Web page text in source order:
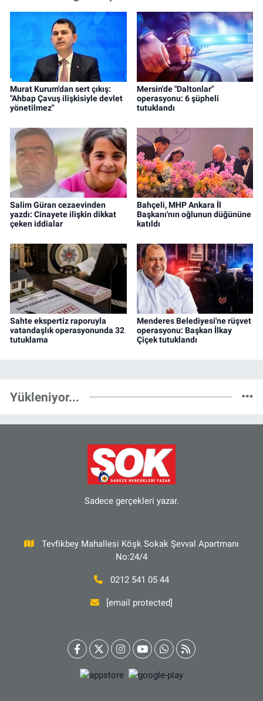
Murat Kurum'dan sert çıkış:
"Ahbap Çavuş ilişkisiyle devlet
yönetilmez"
Mersin'de "Daltonlar"
operasyonu: 6 şüpheli
tutuklandı
Salim Güran cezaevinden
yazdı: Cinayete ilişkin dikkat
çeken iddialar
Bahçeli, MHP Ankara İl
Başkanı'nın oğlunun düğününe
katıldı
Sahte ekspertiz raporuyla
vatandaşlık operasyonunda 32
tutuklama
Menderes Belediyesi'ne rüşvet
operasyonu: Başkan İlkay
Çiçek tutuklandı
Yükleniyor...
Sadece gerçekleri yazar.
Tevfikbey Mahallesi Köşk Sokak Şevval Apartmanı
No:24/4
0212 541 05 44
[email protected]